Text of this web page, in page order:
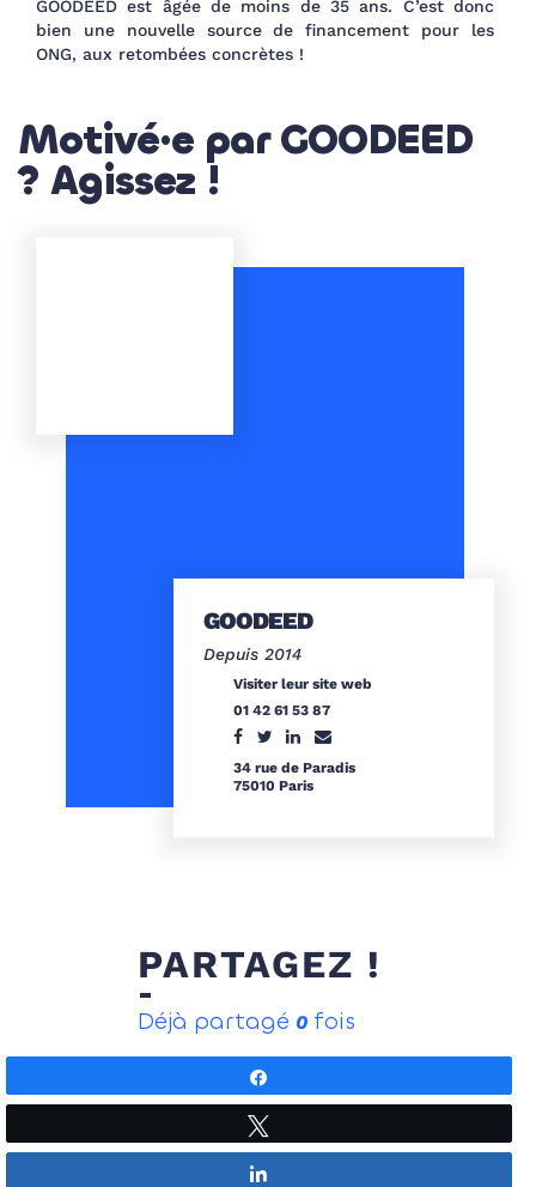
GOODEED est âgée de moins de 35 ans. C’est donc
bien une nouvelle source de financement pour les
ONG, aux retombées concrètes !
Motivé·e par GOODEED
? Agissez !
GOODEED
Depuis 2014
Visiter leur site web
01 42 61 53 87
34 rue de Paradis
75010 Paris
PARTAGEZ !
Déjà partagé 0fois